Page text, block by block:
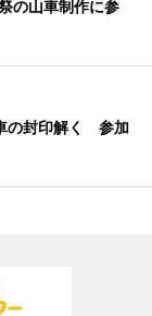
の山車制作に参
の封印解く 参加